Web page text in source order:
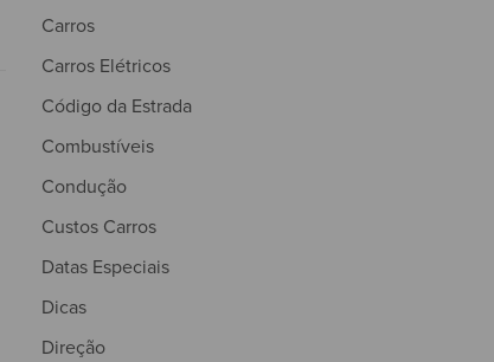
Carros
Carros Elétricos
Código da Estrada
Combustíveis
Condução
Custos Carros
Datas Especiais
Dicas
Direção